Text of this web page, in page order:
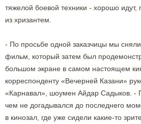
тяжелой боевой техники - хорошо идут,
из хризантем.
- По просьбе одной заказчицы мы
фильм, который затем был
большом экране в самом настоящем
корреспонденту «Вечерней Казани»
«Карнавал», шоумен Айдар Садыков. -
чем не догадывался до последнего
в кинозал, где уже сидели какие-то